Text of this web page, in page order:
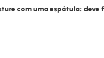
com uma espátula; deve